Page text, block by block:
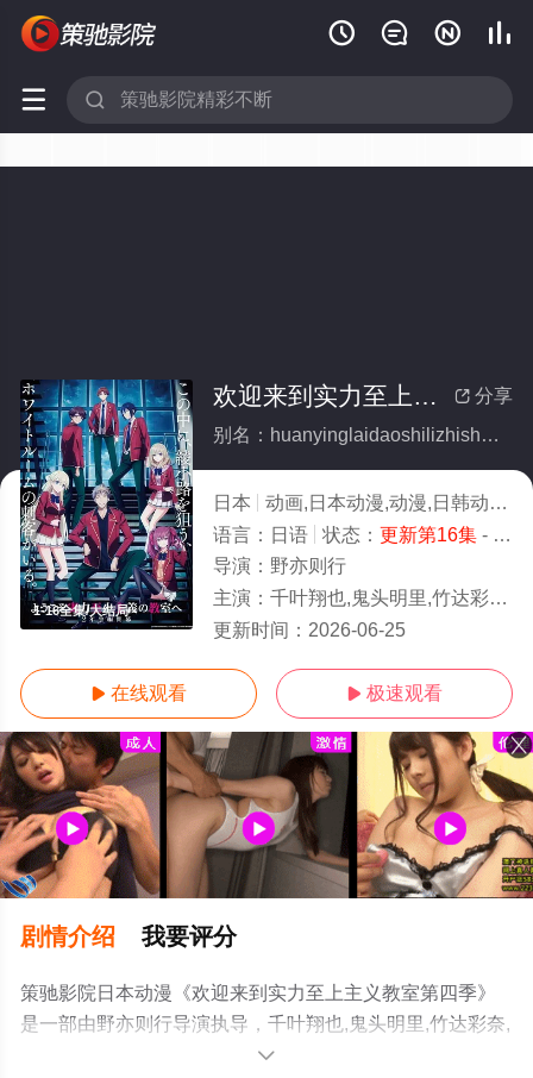
   
 
1-16全集/大结局
 分享
欢迎来到实力至上主义教室第四季(全集)
别名：huanyinglaidaoshilizhishangzhuyijiaoshidisiji
日本 动画,日本动漫,动漫,日韩动漫
语言： 日语 状态： 更新第16集- 免费在线观看
导演： 野亦则行
主演： 千叶翔也,鬼头明里,竹达彩奈,久保由利香,水中雅章,东山奈央,日高里菜,佐藤未奈子,江头宏哉,濑户桃子
更新时间： 2026-06-25
 在线观看  极速观看
剧情介绍 我要评分
策驰影院日本动漫《欢迎来到实力至上主义教室第四季》
是一部由野亦则行导演执导，千叶翔也,鬼头明里,竹达彩奈,
久保由利香,水中雅章,东山奈央,日高里菜,佐藤未奈子,江头
